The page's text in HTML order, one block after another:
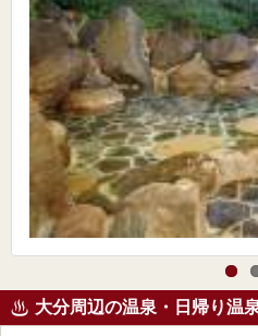
大分周辺の温泉・日帰り温